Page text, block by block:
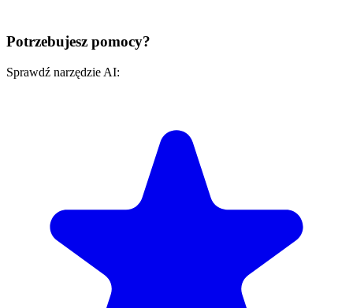
Potrzebujesz pomocy?
Sprawdź narzędzie AI: